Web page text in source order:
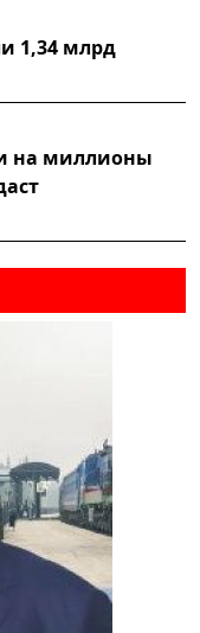
1,34 млрд
на миллионы